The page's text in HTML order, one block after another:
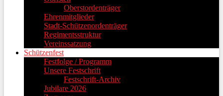
Oberstordenträger
Ehrenmitglieder
Stadt-Schützenordenträger
Regimentsstruktur
Vereinssatzung
Schützenfest
Festfolge / Programm
Unsere Festschrift
Festschrift-Archiv
Jubilare 2026